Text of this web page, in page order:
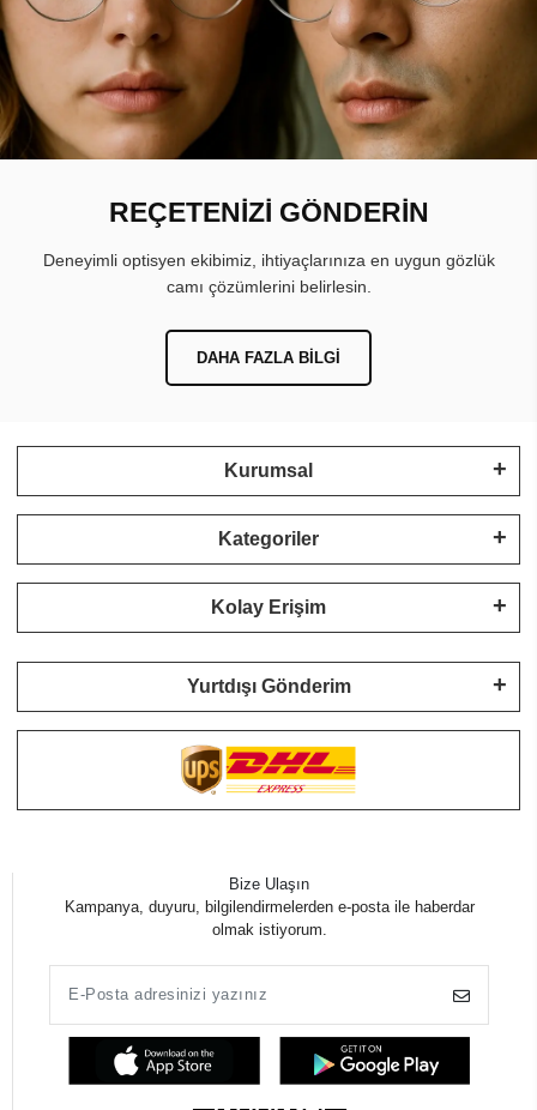
REÇETENİZİ GÖNDERİN
Deneyimli optisyen ekibimiz, ihtiyaçlarınıza en uygun gözlük
camı çözümlerini belirlesin.
DAHA FAZLA BILGI
Kurumsal
Kategoriler
Kolay Erişim
Yurtdışı Gönderim
Bize Ulaşın
Kampanya, duyuru, bilgilendirmelerden e-posta ile haberdar
olmak istiyorum.